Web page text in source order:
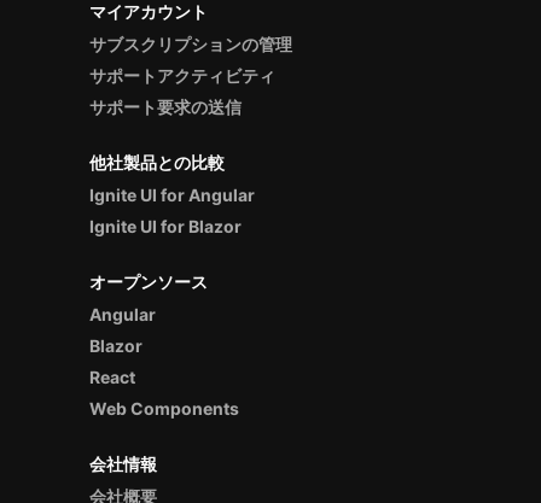
マイアカウント
サブスクリプションの管理
サポートアクティビティ
サポート要求の送信
他社製品との比較
Ignite UI for Angular
Ignite UI for Blazor
オープンソース
Angular
Blazor
React
Web Components
会社情報
会社概要